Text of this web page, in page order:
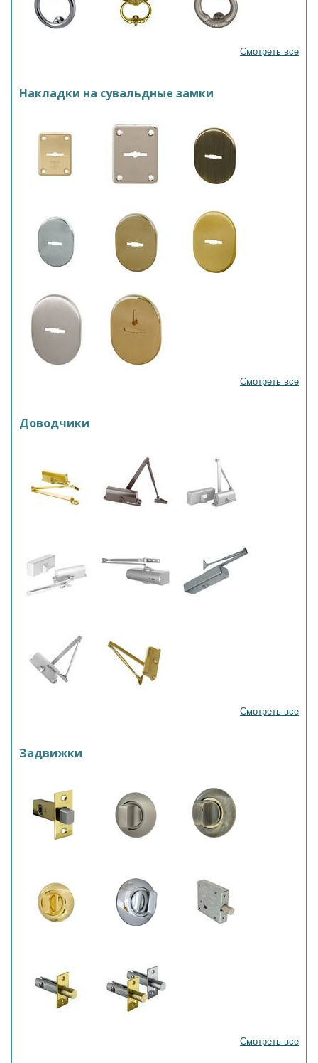
Смотреть все
Накладки на сувальдные замки
Смотреть все
Доводчики
Смотреть все
Задвижки
Смотреть все